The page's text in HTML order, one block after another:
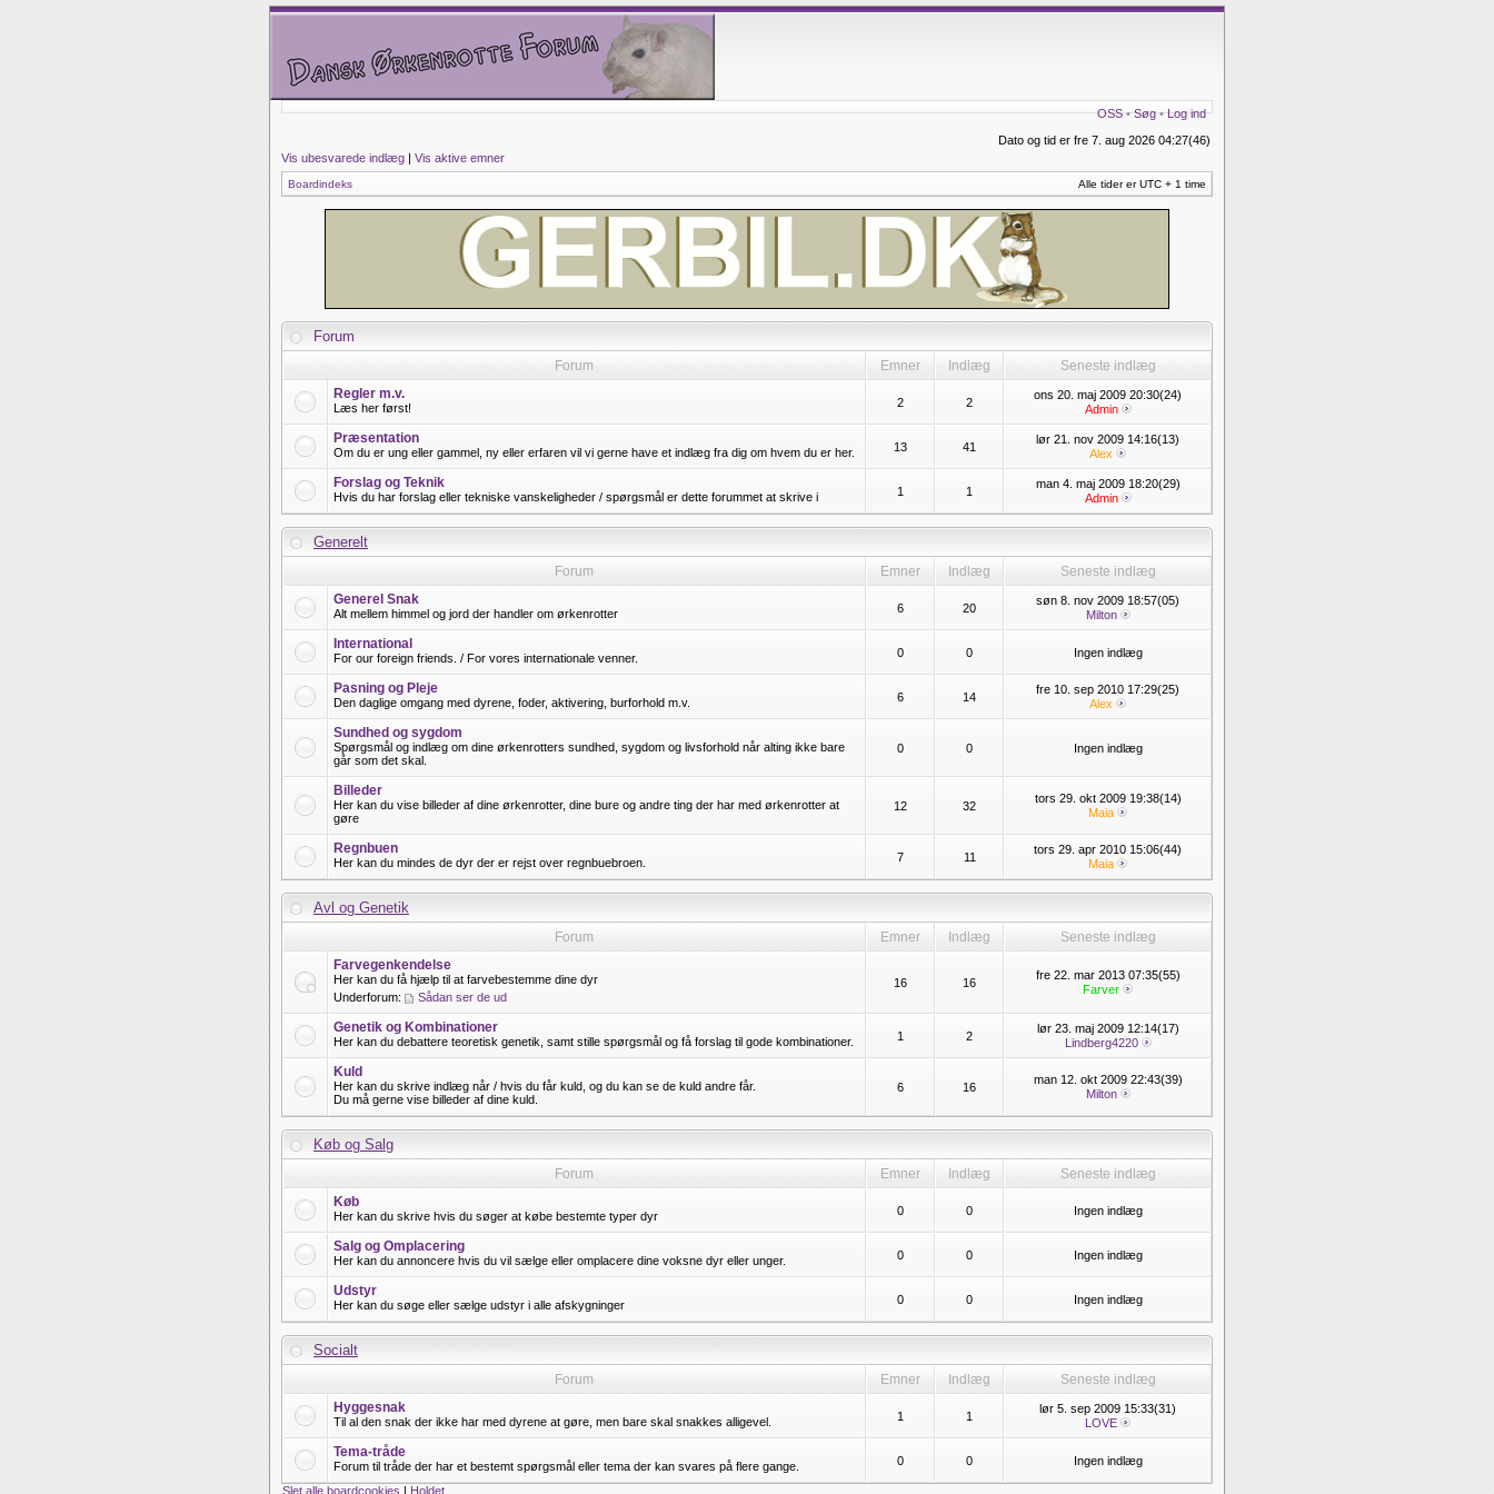
OSS•Søg•Log ind
Dato og tid er fre 7. aug 2026 04:27(46)
Vis ubesvarede indlæg | Vis aktive emner
Boardindeks Alle tider er UTC + 1 time
Forum
Forum Emner Indlæg
Seneste indlæg
Regler m.v.
Læs her først! 2 2
ons 20. maj 2009 20:30(24)
Admin
Præsentation
Om du er ung eller gammel, ny eller erfaren vil vi gerne have et indlæg fra dig om hvem du er her. 13 41
lør 21. nov 2009 14:16(13)
Alex
Forslag og Teknik
Hvis du har forslag eller tekniske vanskeligheder / spørgsmål er dette forummet at skrive i 1 1
man 4. maj 2009 18:20(29)
Admin
Generelt
Forum Emner Indlæg
Seneste indlæg
Generel Snak
Alt mellem himmel og jord der handler om ørkenrotter 6 20
søn 8. nov 2009 18:57(05)
Milton
International
For our foreign friends. / For vores internationale venner. 0 0 Ingen indlæg
Pasning og Pleje
Den daglige omgang med dyrene, foder, aktivering, burforhold m.v. 6 14
fre 10. sep 2010 17:29(25)
Alex
Sundhed og sygdom
Spørgsmål og indlæg om dine ørkenrotters sundhed, sygdom og livsforhold når alting ikke bare
går som det skal.
0 0 Ingen indlæg
Billeder
Her kan du vise billeder af dine ørkenrotter, dine bure og andre ting der har med ørkenrotter at
gøre
12 32
tors 29. okt 2009 19:38(14)
Maia
Regnbuen
Her kan du mindes de dyr der er rejst over regnbuebroen. 7 11
tors 29. apr 2010 15:06(44)
Maia
Avl og Genetik
Forum Emner Indlæg
Seneste indlæg
Farvegenkendelse
Her kan du få hjælp til at farvebestemme dine dyr
Underforum:
Sådan ser de ud
16 16
fre 22. mar 2013 07:35(55)
Farver
Genetik og Kombinationer
Her kan du debattere teoretisk genetik, samt stille spørgsmål og få forslag til gode kombinationer. 1 2
lør 23. maj 2009 12:14(17)
Lindberg4220
Kuld
Her kan du skrive indlæg når / hvis du får kuld, og du kan se de kuld andre får.
Du må gerne vise billeder af dine kuld.
6 16
man 12. okt 2009 22:43(39)
Milton
Køb og Salg
Forum Emner Indlæg
Seneste indlæg
Køb
Her kan du skrive hvis du søger at købe bestemte typer dyr 0 0 Ingen indlæg
Salg og Omplacering
Her kan du annoncere hvis du vil sælge eller omplacere dine voksne dyr eller unger. 0 0 Ingen indlæg
Udstyr
Her kan du søge eller sælge udstyr i alle afskygninger 0 0 Ingen indlæg
Socialt
Forum Emner Indlæg
Seneste indlæg
Hyggesnak
Til al den snak der ikke har med dyrene at gøre, men bare skal snakkes alligevel. 1 1
lør 5. sep 2009 15:33(31)
LOVE
Tema-tråde
Forum til tråde der har et bestemt spørgsmål eller tema der kan svares på flere gange. 0 0 Ingen indlæg
Slet alle boardcookies | Holdet